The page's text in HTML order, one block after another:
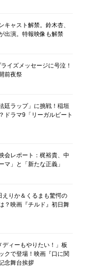
ャスト解禁。鈴木杏、
出演。特報映像も解禁
イズメッセージに号泣！
前夜祭
廷ラップ」に挑戦！稲垣
ドラマ9「リーガルビート
会レポート：梶裕貴、中
」と「新たな正義」
えりか＆くるまも驚愕の
？映画『チルド』初日舞
ディーもやりたい！」板
クで登場！映画『口に関
念舞台挨拶